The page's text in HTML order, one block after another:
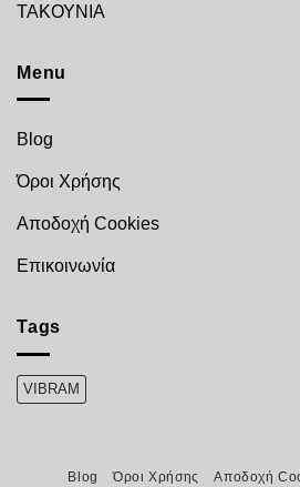
ΤΑΚΟΥΝΙΑ
Menu
Blog
Όροι Χρήσης
Αποδοχή Cookies
Επικοινωνία
Tags
VIBRAM
Blog Όροι Χρήσης Αποδοχή